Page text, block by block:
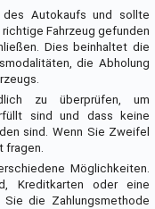
Autokaufs und sollte
Fahrzeug gefunden
Dies beinhaltet die
die Abholung
zu überprüfen, um
sind und dass keine
sind. Wenn Sie Zweifel
fragen.
Möglichkeiten.
Kreditkarten oder eine
die Zahlungsmethode